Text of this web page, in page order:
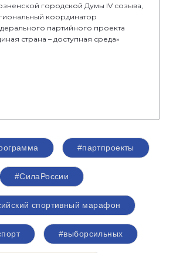
городской Думы IV созыва,
координатор
партийного проекта
страна – доступная среда»
#партпроекты
#СилаРоссии
спортивный марафон
#выборсильных